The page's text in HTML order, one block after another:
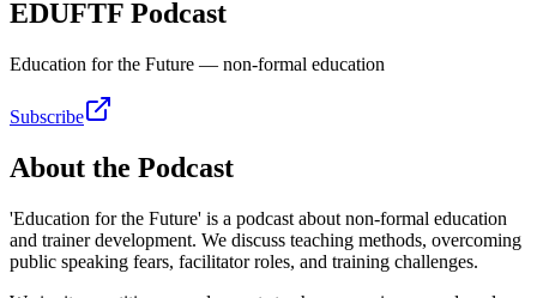
EDUFTF Podcast
Education for the Future — non-formal education
Subscribe
About the Podcast
'Education for the Future' is a podcast about non-formal education
and trainer development. We discuss teaching methods, overcoming
public speaking fears, facilitator roles, and training challenges.